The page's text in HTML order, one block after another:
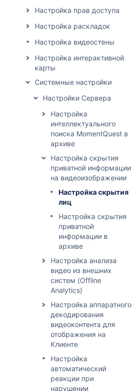
Настройка прав доступа
Настройка раскладок
Настройка видеостены
Настройка интерактивной
карты
Системные настройки
Настройки Сервера
Настройка
интеллектуального
поиска MomentQuest в
архиве
Настройка скрытия
приватной информации
на видеоизображении
Настройка скрытия
лиц
Настройка скрытия
приватной
информации в
архиве
Настройка анализа
видео из внешних
систем (Offline
Analytics)
Настройка аппаратного
декодирования
видеоконтента для
отображения на
Клиенте
Настройка
автоматический
реакции при
нарушении